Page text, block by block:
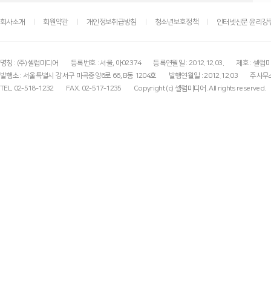
회사소개 회원약관 개인정보취급방침 청소년보호정책 인터넷신문 윤리강
명칭 : (주)셀럽미디어 등록번호 : 서울, 아02374 등록연월일 : 2012.12.03.
제호 : 셀럽
발행소 : 서울특별시 강서구 마곡중앙6로 66, B동 1204호
발행연월일 : 2012.12.03
주사무
TEL. 02-518-1232
FAX. 02-517-1235 Copyright (c) 셀럽미디어. All rights reserved.